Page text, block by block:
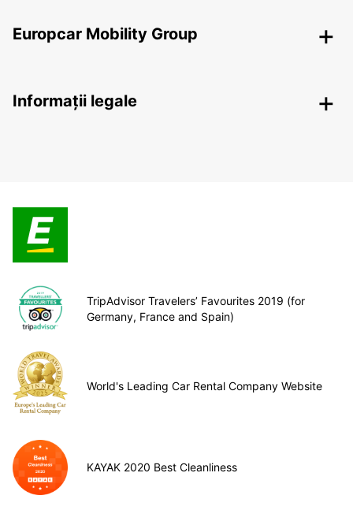
Europcar Mobility Group
Informații legale
TripAdvisor Travelers’ Favourites 2019 (for
Germany, France and Spain)
World's Leading Car Rental Company Website
KAYAK 2020 Best Cleanliness